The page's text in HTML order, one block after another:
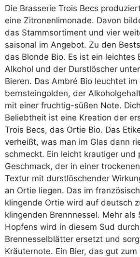
Die Brasserie Trois Becs
eine Zitronenlimonade. Davon
das Stammsortiment und vier
saisonal im Angebot. Zu den
das Blonde Bio. Es ist ein leichtes
Alkohol und der Durstlöscher
Bieren. Das Ambré Bio leuchtet im
bernsteingolden, der
mit einer fruchtig-süßen Note.
Beliebtheit ist eine Kreation der
Trois Becs, das Ortie Bio. Das
verheißt, was man im Glas dann
schmeckt. Ein leicht krautiger und
Geschmack, der in einer
Textur mit durstlöschender
an Ortie liegen. Das im
klingende Ortie wird auf deutsch
klingenden Brennnessel. Mehr als
Hopfens wird in diesem Sud
Brennesselblätter ersetzt und
Kräuternote. Ein Bier, das gut